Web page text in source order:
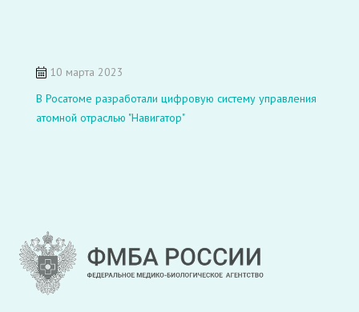
10 марта 2023
В Росатоме разработали цифровую систему управления
атомной отраслью "Навигатор"